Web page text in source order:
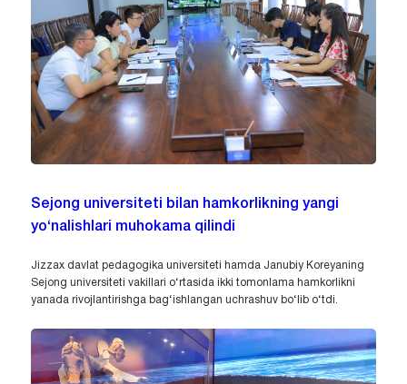
Sejong universiteti bilan hamkorlikning yangi
yo‘nalishlari muhokama qilindi
Jizzax davlat pedagogika universiteti hamda Janubiy Koreyaning
Sejong universiteti vakillari o‘rtasida ikki tomonlama hamkorlikni
yanada rivojlantirishga bag‘ishlangan uchrashuv bo‘lib o‘tdi.